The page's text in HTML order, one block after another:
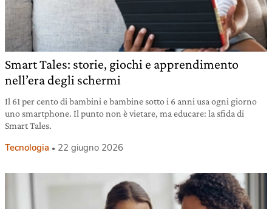
Smart Tales: storie, giochi e apprendimento
nell’era degli schermi
Il 61 per cento di bambini e bambine sotto i 6 anni usa ogni giorno
uno smartphone. Il punto non è vietare, ma educare: la sfida di
Smart Tales.
Tecnologia 22 giugno 2026